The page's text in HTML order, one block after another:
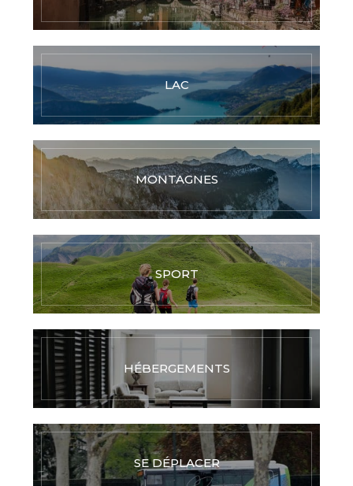
LAC
MONTAGNES
SPORT
HÉBERGEMENTS
SE DÉPLACER